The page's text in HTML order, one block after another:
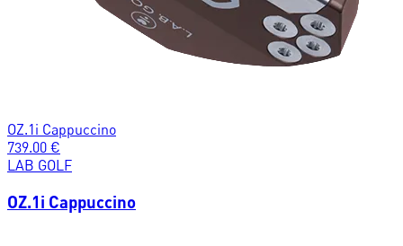
OZ.1i Cappuccino
739.00 €
LAB GOLF
OZ.1i Cappuccino